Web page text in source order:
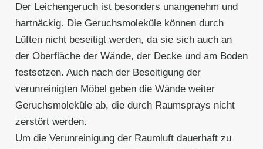
Der Leichengeruch ist besonders unangenehm und
hartnäckig. Die Geruchsmoleküle können durch
Lüften nicht beseitigt werden, da sie sich auch an
der Oberfläche der Wände, der Decke und am Boden
festsetzen. Auch nach der Beseitigung der
verunreinigten Möbel geben die Wände weiter
Geruchsmoleküle ab, die durch Raumsprays nicht
zerstört werden.
Um die Verunreinigung der Raumluft dauerhaft zu